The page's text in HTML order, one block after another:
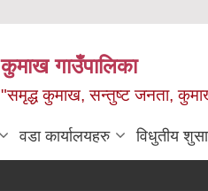
कुमाख गाउँपालिका
"समृद्ध कुमाख, सन्तुष्ट जनता,
वडा कार्यालयहरु विधुतीय